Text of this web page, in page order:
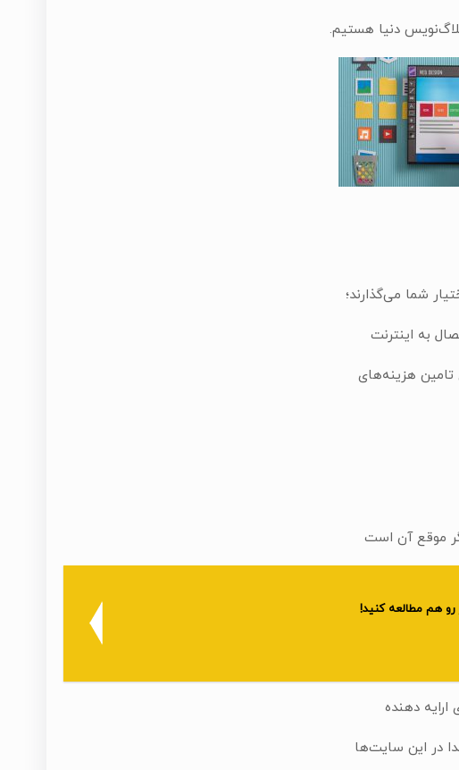
دنیا هستیم.
شما می‌گذارند؛
به اینترنت
هزینه‌های
موقع آن است
هم مطالعه کنید!
دهنده
در این سایت‌ها